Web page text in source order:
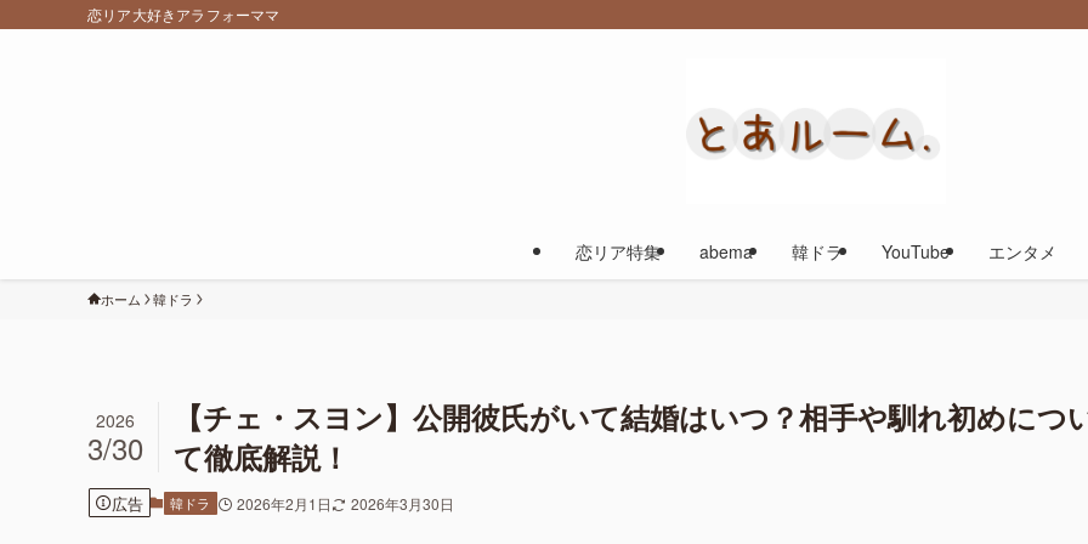
恋リア大好きアラフォーママ
恋リア特集 abema 韓ドラ YouTube エンタメ
ホーム 韓ドラ
【チェ・スヨン】公開彼氏がいて結婚はいつ？相手や馴れ初めにつ
て徹底解説！
2026
3/30
広告 韓ドラ 2026年2月1日 2026年3月30日